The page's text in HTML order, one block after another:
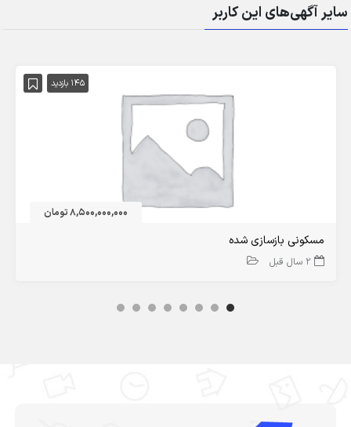
سایر آگهی‌های این کاربر
145 بازدید
8,500,000,000 تومان
مسکونی بازسازی شده
2 سال قبل